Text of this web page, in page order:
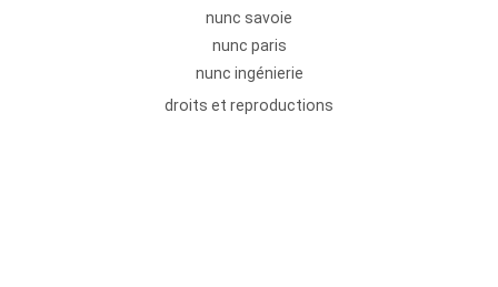
nunc savoie
nunc paris
nunc ingénierie
droits et reproductions